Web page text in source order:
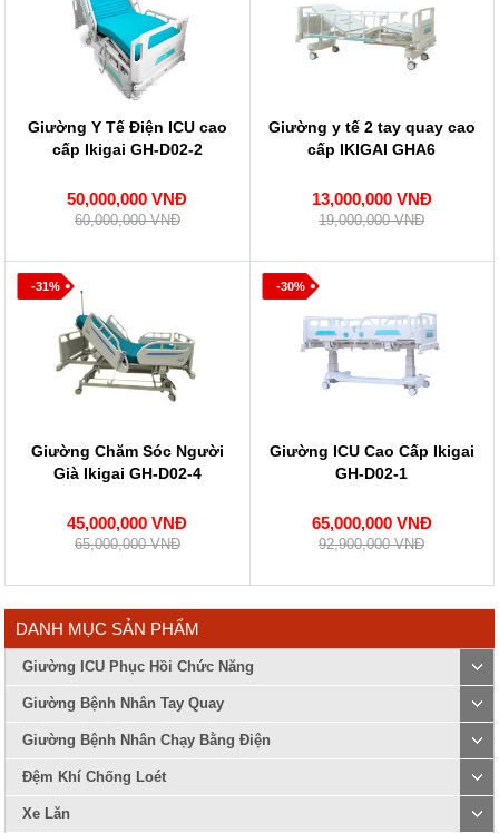
Giường Y Tế Điện ICU cao
cấp Ikigai GH-D02-2
50,000,000 VNĐ
60,000,000 VNĐ
Giường y tế 2 tay quay cao
cấp IKIGAI GHA6
13,000,000 VNĐ
19,000,000 VNĐ
-31%
Giường Chăm Sóc Người
Già Ikigai GH-D02-4
45,000,000 VNĐ
65,000,000 VNĐ
-30%
Giường ICU Cao Cấp Ikigai
GH-D02-1
65,000,000 VNĐ
92,900,000 VNĐ
DANH MỤC SẢN PHẨM
Giường ICU Phục Hồi Chức Năng
Giường Bệnh Nhân Tay Quay
Giường Bệnh Nhân Chạy Bằng Điện
Đệm Khí Chống Loét
Xe Lăn